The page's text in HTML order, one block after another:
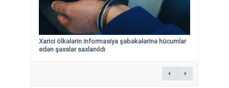
Xarici ölkələrin informasiya şəbəkələrinə hücumlar
edən şəxslər saxlanıldı